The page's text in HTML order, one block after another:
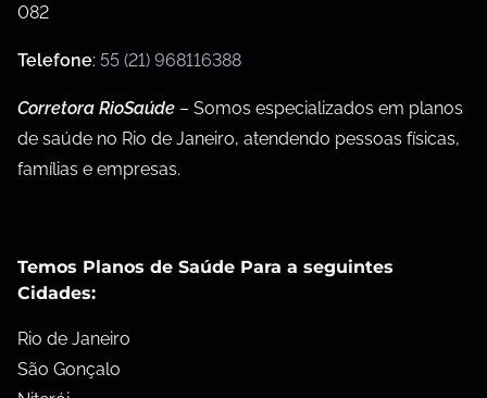
082
Telefone: 55 (21) 968116388
Corretora RioSaúde – Somos especializados em planos
de saúde no Rio de Janeiro, atendendo pessoas físicas,
famílias e empresas.
Temos Planos de Saúde Para a seguintes
Cidades:
Rio de Janeiro
São Gonçalo